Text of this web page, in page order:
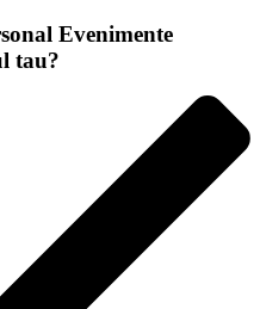
Evenimente
tau?